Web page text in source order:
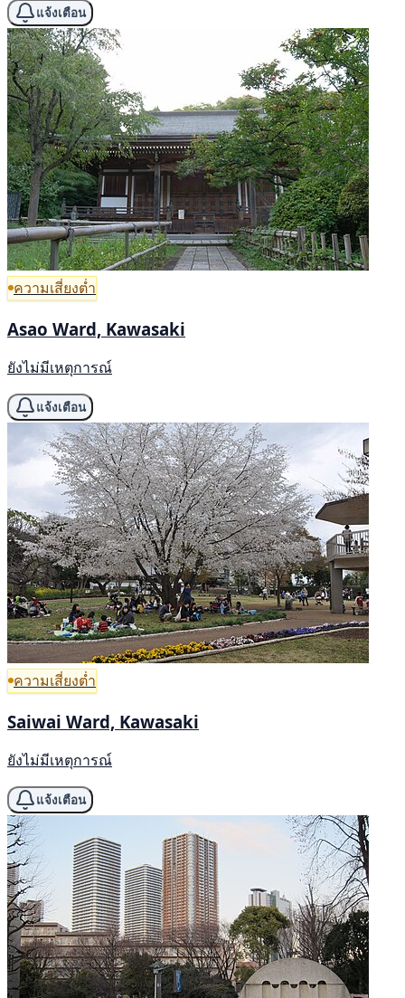
แจ้งเตือน
ความเสี่ยงต่ำ
Asao Ward, Kawasaki
ยังไม่มีเหตุการณ์
แจ้งเตือน
ความเสี่ยงต่ำ
Saiwai Ward, Kawasaki
ยังไม่มีเหตุการณ์
แจ้งเตือน